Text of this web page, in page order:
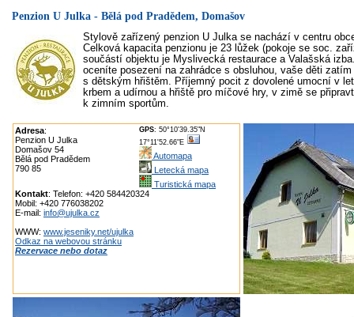
Penzion U Julka - Bělá pod Pradědem, Domašov
Stylově zařízený penzion U Julka se nachází v centru
Celková kapacita penzionu je 23 lůžek (pokoje se soc.
součástí objektu je Myslivecká restaurace a Valašská
oceníte posezení na zahrádce s obsluhou, vaše děti
s dětským hřištěm. Příjemný pocit z dovolené umocní v
krbem a udírnou a hřiště pro míčové hry, v zimě se
k zimním sportům.
Adresa:
Penzion U Julka
Domašov 54
Bělá pod Pradědem
790 85
GPS: 50°10'39.35"N
17°11'52.66"E
Automapa
Letecká mapa
Turistická mapa
Kontakt: Telefon: +420 584420324
Mobil: +420 776038202
E-mail: info@ujulka.cz
WWW: www.jeseniky.net/ujulka
Odkaz na webovou stránku
Rezervace nebo dotaz